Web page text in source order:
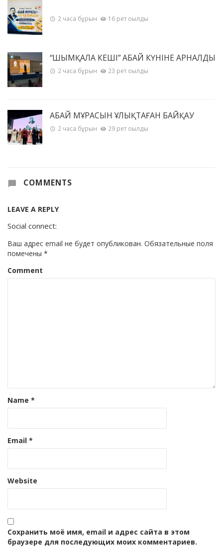
2 часа бұрын 16 рет оқылды
“ШЫМҚАЛА КЕШІ” АБАЙ КҮНІНЕ АРНАЛДЫ
2 часа бұрын 23 рет оқылды
АБАЙ МҰРАСЫН ҰЛЫҚТАҒАН БАЙҚАУ
2 часа бұрын 29 рет оқылды
COMMENTS
LEAVE A REPLY
Social connect:
Ваш адрес email не будет опубликован. Обязательные поля
помечены *
Comment
Name *
Email *
Website
Сохранить моё имя, email и адрес сайта в этом
браузере для последующих моих комментариев.